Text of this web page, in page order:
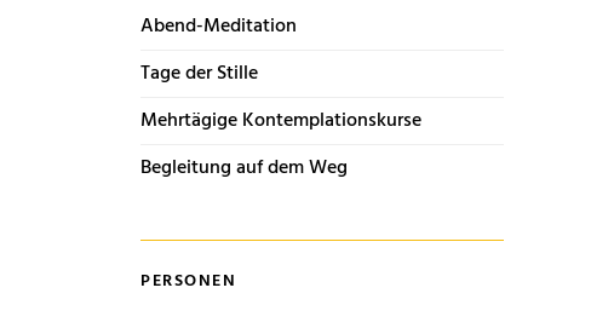
Abend-Meditation
Tage der Stille
Mehrtägige Kontemplationskurse
Begleitung auf dem Weg
PERSONEN